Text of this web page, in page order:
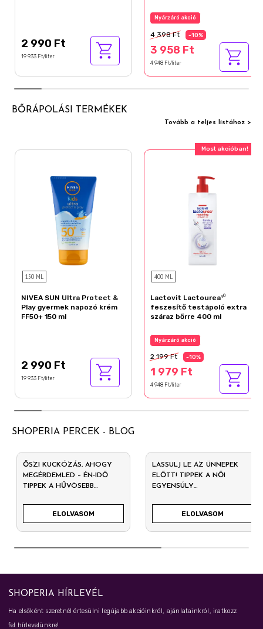
2 990 Ft
19 933 Ft/liter
Nyárzáró akció
4 398 Ft -10%
3 958 Ft
4 948 Ft/liter
BŐRÁPOLÁSI TERMÉKEK
Tovább a teljes listához >
150 ML
NIVEA SUN Ultra Protect &
Play gyermek napozó krém
FF50+ 150 ml
2 990 Ft
19 933 Ft/liter
Most akcióban!
400 ML
Lactovit Lactourea¹⁰
feszesítő testápoló extra
száraz bőrre 400 ml
Nyárzáró akció
2 199 Ft -10%
1 979 Ft
4 948 Ft/liter
SHOPERIA PERCEK - BLOG
ŐSZI KUCKÓZÁS, AHOGY
MEGÉRDEMLED – ÉN-IDŐ
TIPPEK A HŰVÖSEBB
ELOLVASOM
LASSULJ LE AZ ÜNNEPEK
ELŐTT! TIPPEK A NŐI
EGYENSÚLY
ELOLVASOM
SHOPERIA HÍRLEVÉL
Ha elsőként szeretnél értesülni legújabb akcióinkról, ajánlatainkról, iratkozz
fel hírlevelünkre!